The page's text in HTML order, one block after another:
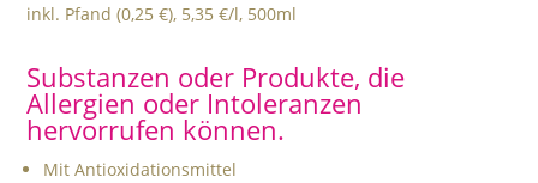
inkl. Pfand (0,25 €), 5,35 €/l, 500ml
Substanzen oder Produkte, die
Allergien oder Intoleranzen
hervorrufen können.
Mit Antioxidationsmittel